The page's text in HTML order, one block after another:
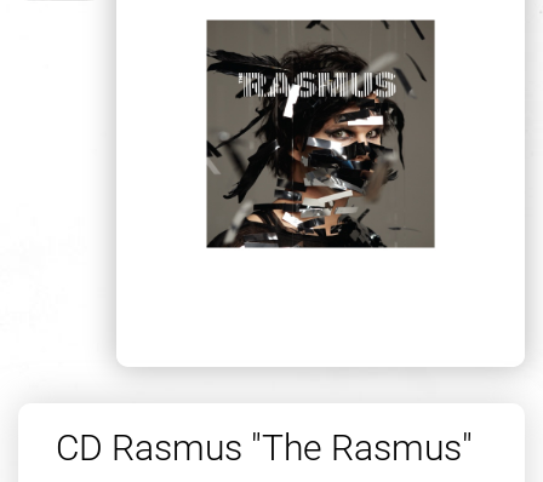
CD Rasmus "The Rasmus"